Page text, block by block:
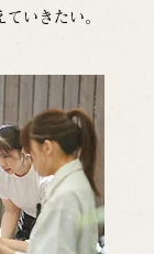
いきたい。